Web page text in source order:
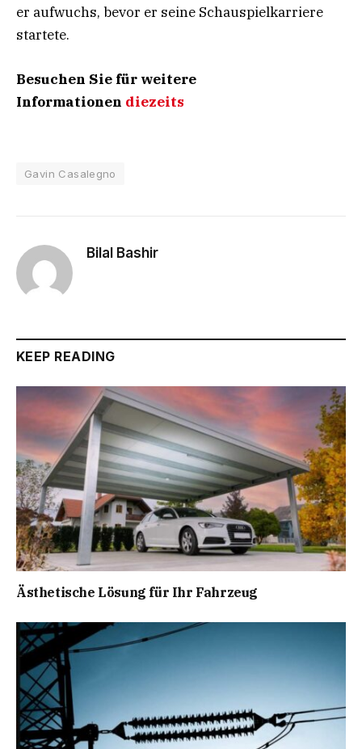
er aufwuchs, bevor er seine Schauspielkarriere
startete.
Besuchen Sie für weitere
Informationen diezeits
Gavin Casalegno
Bilal Bashir
KEEP READING
Ästhetische Lösung für Ihr Fahrzeug